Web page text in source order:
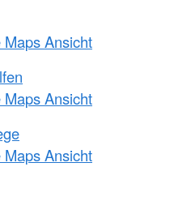
Ansicht
Ansicht
Ansicht